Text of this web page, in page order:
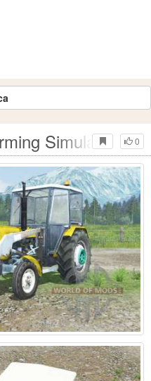
0
Simulator